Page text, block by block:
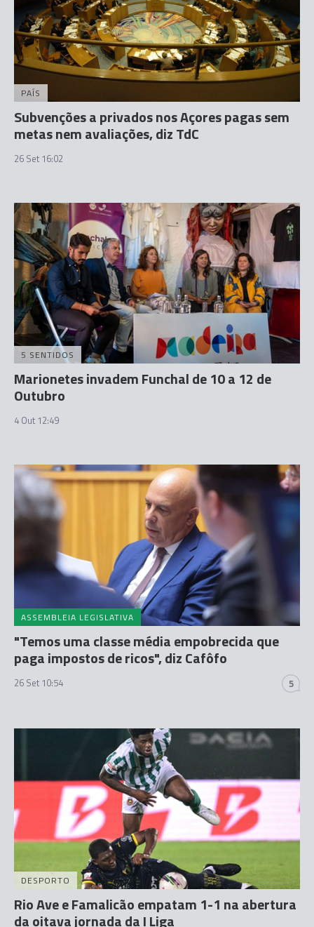
PAÍS
Subvenções a privados nos Açores pagas sem
metas nem avaliações, diz TdC
26 Set 16:02
5 SENTIDOS
Marionetes invadem Funchal de 10 a 12 de
Outubro
4 Out 12:49
ASSEMBLEIA LEGISLATIVA
"Temos uma classe média empobrecida que
paga impostos de ricos", diz Cafôfo
26 Set 10:54 5
DESPORTO
Rio Ave e Famalicão empatam 1-1 na abertura
da oitava jornada da I Liga